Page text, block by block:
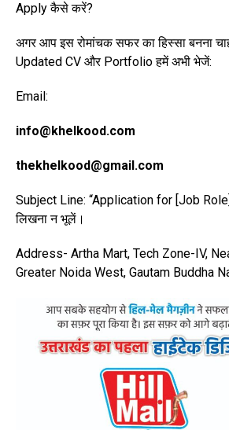
Apply कैसे करें?
​अगर आप इस रोमांचक सफर का हिस्सा बनना
Updated CV और Portfolio हमें अभी भेजें:
Email:
info@khelkood.com
thekhelkood@gmail.com
Subject Line: “Application for [Job
लिखना न भूलें।
Address- Artha Mart, Tech Zone-IV,
Greater Noida West, Gautam Buddha